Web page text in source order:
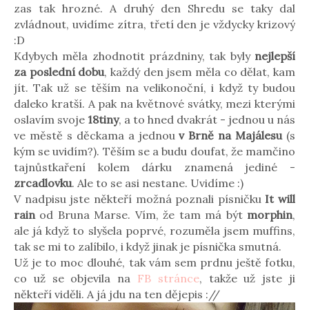
zas tak hrozné. A druhý den Shredu se taky dal
zvládnout, uvidíme zítra, třetí den je vždycky krizový
:D
Kdybych měla zhodnotit prázdniny, tak byly nejlepší
za poslední dobu, každý den jsem měla co dělat, kam
jít. Tak už se těším na velikonoční, i když ty budou
daleko kratší. A pak na květnové svátky, mezi kterými
oslavím svoje 18tiny, a to hned dvakrát - jednou u nás
ve městě s děckama a jednouv Brně na Majálesu(s
kým se uvidím?). Těším se a budu doufat, že mamčino
tajnůstkaření kolem dárku znamená jediné -
zrcadlovku. Ale to se asi nestane. Uvidíme :)
V nadpisu jste někteří možná poznali písničku It will
rainod Bruna Marse. Vím, že tam má být morphin,
ale já když to slyšela poprvé, rozuměla jsem muffins,
tak se mi to zalíbilo, i když jinak je písnička smutná.
Už je to moc dlouhé, tak vám sem prdnu ještě fotku,
co už se objevila na FB stránce, takže už jste ji
někteří viděli. A já jdu na ten dějepis ://